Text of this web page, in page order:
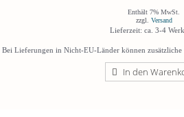
Enthält 7% MwSt.
zzgl. Versand
Lieferzeit: ca. 3-4
Bei Lieferungen in Nicht-EU-Länder können zusätzliche
In den